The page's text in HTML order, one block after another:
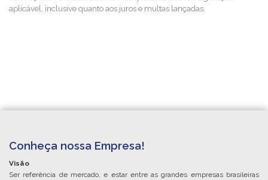
aplicável, inclusive quanto aos juros e multas lançadas.
Conheça nossa Empresa!
Visão
Ser referência de mercado, e estar entre as grandes empresas brasileiras